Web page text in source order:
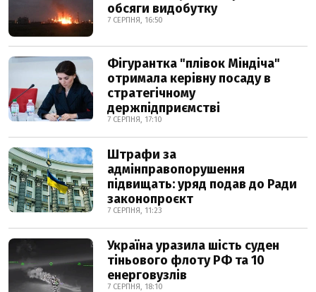
обсяги видобутку
7 СЕРПНЯ, 16:50
Фігурантка "плівок Міндіча"
отримала керівну посаду в
стратегічному
держпідприємстві
7 СЕРПНЯ, 17:10
Штрафи за
адмінправопорушення
підвищать: уряд подав до Ради
законопроєкт
7 СЕРПНЯ, 11:23
Україна уразила шість суден
тіньового флоту РФ та 10
енерговузлів
7 СЕРПНЯ, 18:10